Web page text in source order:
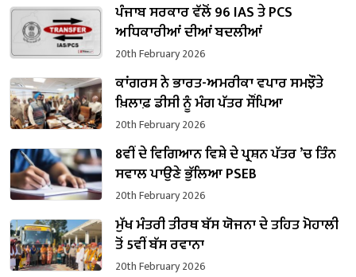
ਪੰਜਾਬ ਸਰਕਾਰ ਵੱਲੋਂ 96 IAS ਤੇ PCS
ਅਧਿਕਾਰੀਆਂ ਦੀਆਂ ਬਦਲੀਆਂ
20th February 2026
ਕਾਂਗਰਸ ਨੇ ਭਾਰਤ-ਅਮਰੀਕਾ ਵਪਾਰ ਸਮਝੌਤੇ
ਖ਼ਿਲਾਫ਼ ਡੀਸੀ ਨੂੰ ਮੰਗ ਪੱਤਰ ਸੌਂਪਿਆ
20th February 2026
8ਵੀਂ ਦੇ ਵਿਗਿਆਨ ਵਿਸ਼ੇ ਦੇ ਪ੍ਰਸ਼ਨ ਪੱਤਰ ’ਚ ਤਿੰਨ
ਸਵਾਲ ਪਾਉਣੇ ਭੁੱਲਿਆ PSEB
20th February 2026
ਮੁੱਖ ਮੰਤਰੀ ਤੀਰਥ ਬੱਸ ਯੋਜਨਾ ਦੇ ਤਹਿਤ ਮੋਹਾਲੀ
ਤੋਂ 5ਵੀਂ ਬੱਸ ਰਵਾਨਾ
20th February 2026